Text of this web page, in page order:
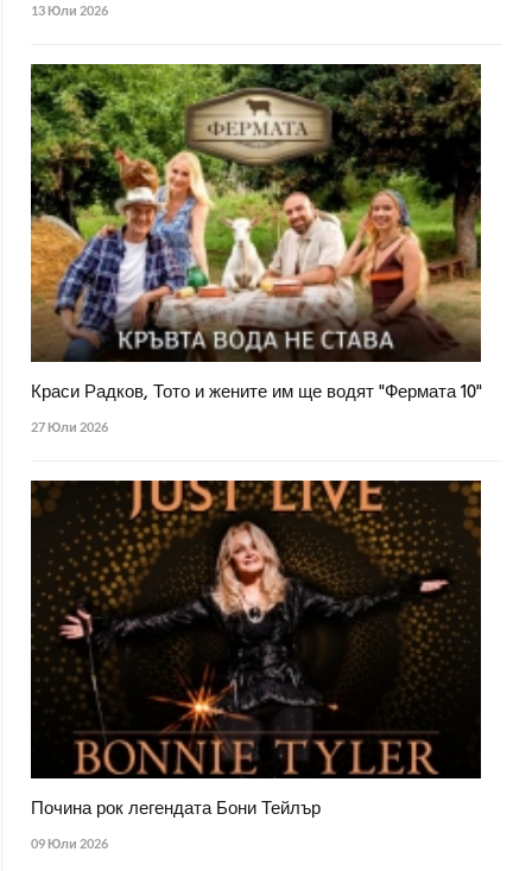
13 Юли 2026
Краси Радков, Тото и жените им ще водят "Фермата 10"
27 Юли 2026
Почина рок легендата Бони Тейлър
09 Юли 2026